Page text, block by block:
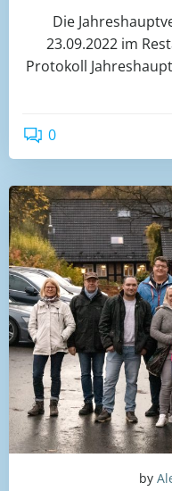
Die
23.09.2022 im
Protokoll
0
by